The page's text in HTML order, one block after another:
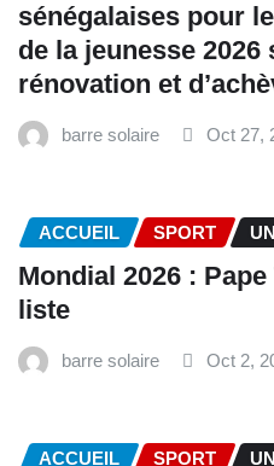
sénégalaises pour
de la jeunesse 2026
rénovation et
barre solaire Oct 27,
ACCUEIL SPORT
Mondial 2026 :
liste
barre solaire Oct 2,
ACCUEIL SPORT